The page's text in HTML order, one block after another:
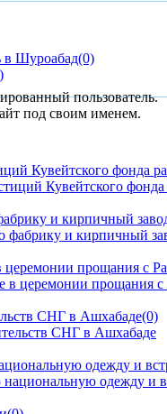
в Шуроабад(0)
пользователь.
под своим именем.
Кувейтского фонда
и кирпичный
прощания с
СНГ в Ашхабаде(0)
одежду и